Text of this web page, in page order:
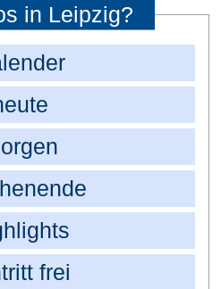
in Leipzig?
frei